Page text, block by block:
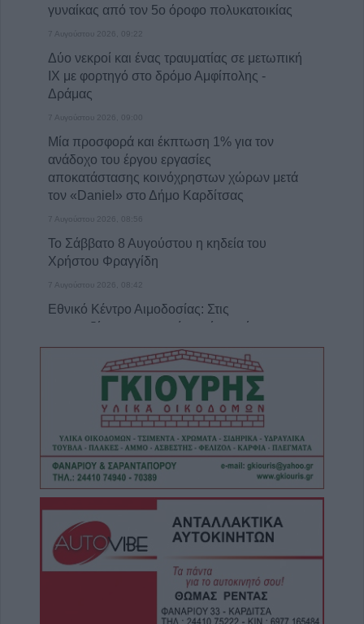
γυναίκας από τον 5ο όροφο πολυκατοικίας
7 Αυγούστου 2026, 09:22
Δύο νεκροί και ένας τραυματίας σε μετωπική
ΙΧ με φορτηγό στο δρόμο Αμφίπολης -
Δράμας
7 Αυγούστου 2026, 09:00
Μία προσφορά και έκπτωση 1% για τον
ανάδοχο του έργου εργασίες
αποκατάστασης κοινόχρηστων χώρων μετά
τον «Daniel» στο Δήμο Καρδίτσας
7 Αυγούστου 2026, 08:56
Το Σάββατο 8 Αυγούστου η κηδεία του
Χρήστου Φραγγίδη
7 Αυγούστου 2026, 08:42
Εθνικό Κέντρο Αιμοδοσίας: Στις
επηρεαζόμενες περιοχές από τον ιό του
Δυτικού Νείλου ο Δήμος Σοφάδων
7 Αυγούστου 2026, 08:24
Conference League: Τα αποτελέσματα των
πρώτων αγώνων του Γ΄προκριματικού
7 Αυγούστου 2026, 00:10
Europa League: Με ΤΣΚΑ Σόφιας λογικά ο
ΟΦΗ στα Play Off - Τα αποτελέσματα των
πρώτων αγώνων στον Γ' προκριματικό
7 Αυγούστου 2026, 00:04
“Ciao espresso bar”: 12 χρόνια τώρα η δική